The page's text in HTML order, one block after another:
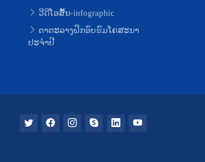
ວີດີໂອສັ້ນ-infographic
ຕາຕະລາງຝຶກອົບຮົມໂຄສະນາ
ປະຈຳປີ